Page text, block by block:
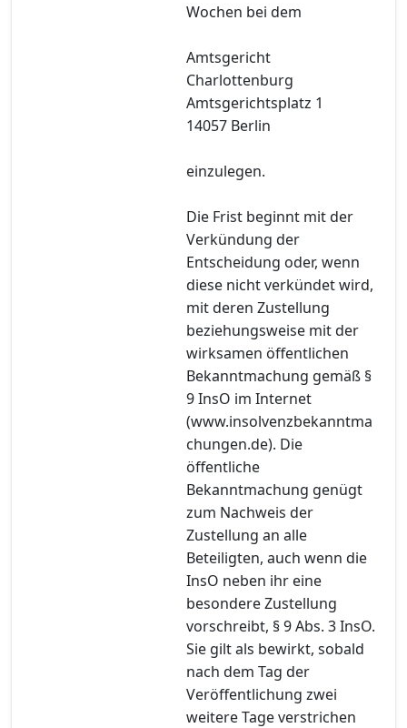
Wochen bei dem
Amtsgericht
Charlottenburg
Amtsgerichtsplatz 1
14057 Berlin
einzulegen.
Die Frist beginnt mit der
Verkündung der
Entscheidung oder, wenn
diese nicht verkündet wird,
mit deren Zustellung
beziehungsweise mit der
wirksamen öffentlichen
Bekanntmachung gemäß §
9 InsO im Internet
(www.insolvenzbekanntma
chungen.de). Die
öffentliche
Bekanntmachung genügt
zum Nachweis der
Zustellung an alle
Beteiligten, auch wenn die
InsO neben ihr eine
besondere Zustellung
vorschreibt, § 9 Abs. 3 InsO.
Sie gilt als bewirkt, sobald
nach dem Tag der
Veröffentlichung zwei
weitere Tage verstrichen